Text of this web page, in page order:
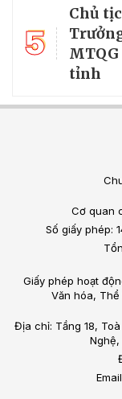
5
Chủ
MTQG
tỉnh
Cơ quan
Số giấy phép:
Giấy phép hoạt
Văn hóa,
Địa chỉ: Tầng 18,
Nghệ,